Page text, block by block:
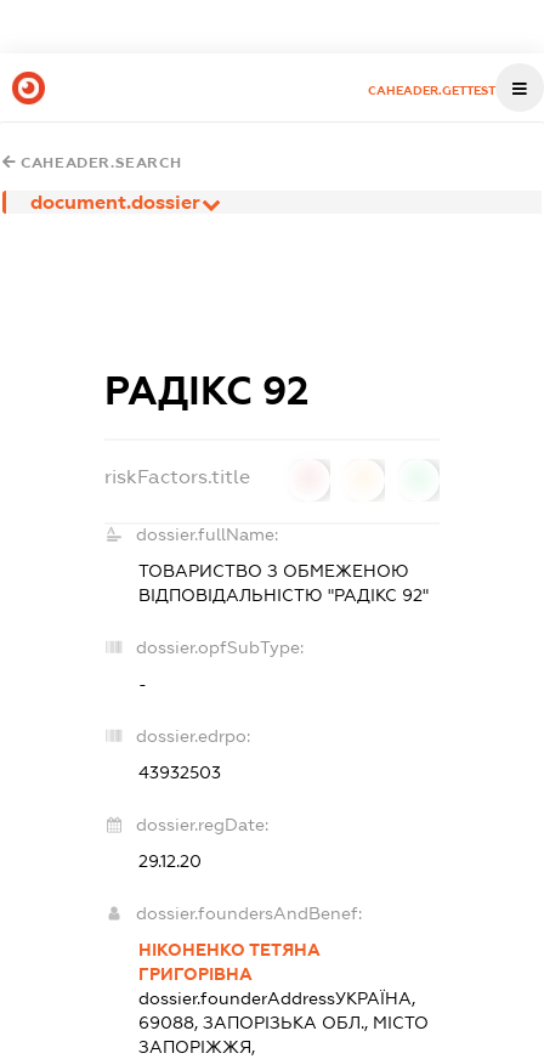
CAHEADER.GETTEST
CAHEADER.SEARCH
document.dossier
РАДІКС 92
riskFactors.title
dossier.fullName:
ТОВАРИСТВО З ОБМЕЖЕНОЮ
ВІДПОВІДАЛЬНІСТЮ "РАДІКС 92"
dossier.opfSubType:
-
dossier.edrpo:
43932503
dossier.regDate:
29.12.20
dossier.foundersAndBenef:
НІКОНЕНКО ТЕТЯНА
ГРИГОРІВНА
dossier.founderAddressУКРАЇНА,
69088, ЗАПОРІЗЬКА ОБЛ., МІСТО
ЗАПОРІЖЖЯ,